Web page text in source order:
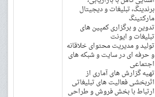
برندینگ، تبلیغات و دیجیتال
مارکتینگ
تدوین و برگزاری کمپین های
تبلیغات و ایونت
تولید و مدیریت محتوای خلاقانه
و حرفه ای در سایت و شبکه های
اجتماعی
تهیه گزارش های آماری از
اثربخشی فعالیت های تبلیغاتی
ارتباط با بخش فروش و طراحی